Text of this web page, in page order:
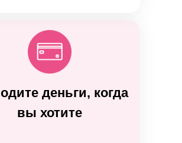
деньги, когда
вы хотите